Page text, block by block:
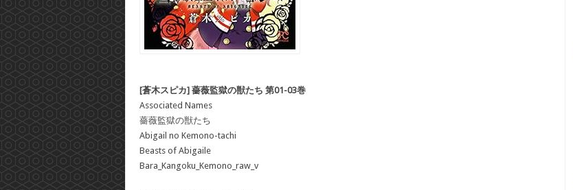
[蒼木スピカ] 薔薇監獄の獣たち 第01-03巻
Associated Names
薔薇監獄の獣たち
Abigail no Kemono-tachi
Beasts of Abigaile
Bara_Kangoku_Kemono_raw_v